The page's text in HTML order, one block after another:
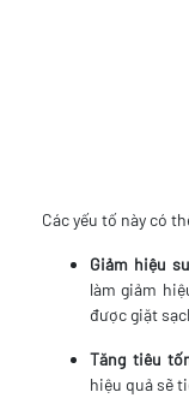
Các yếu tố này có
Giảm hiệu
làm giảm
được giặt
Tăng tiêu
hiệu quả sẽ